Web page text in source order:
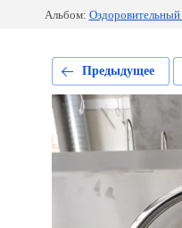
Альбом: Оздоровительный
Предыдущее